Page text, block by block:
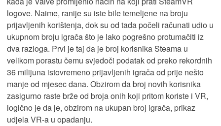
logove. Naime, ranije su iste bile temeljene na broju
prijavljenih korištenja, dok su od tada počeli računati udio u
ukupnom broju igrača što je lako pogrešno protumačiti iz
dva razloga. Prvi je taj da je broj korisnika Steama u
velikom porastu čemu svjedoči podatak od preko rekordnih
36 milijuna istovremeno prijavljenih igrača od prije nešto
manje od mjesec dana. Obzirom da broj novih korisnika
zasigurno raste brže od broja onih koji pritom koriste i VR,
logično je da je, obzirom na ukupan broj igrača, prikaz
udjela VR-a u opadanju.